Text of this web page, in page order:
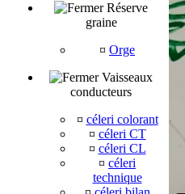
Réserve
graine
¤ Orge
Vaisseaux
conducteurs
¤ céleri colorant
¤ céleri CT
¤ céleri CL
¤ céleri
technique